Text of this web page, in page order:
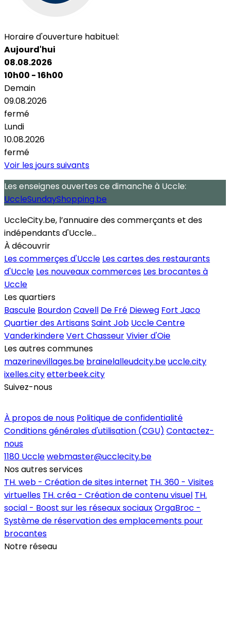
Horaire d'ouverture habituel:
Aujourd'hui
08.08.2026
10h00 - 16h00
Demain
09.08.2026
fermé
Lundi
10.08.2026
fermé
Voir les jours suivants
Les enseignes ouvertes ce dimanche à Uccle:
UccleSundayShopping.be
UccleCity.be, l’annuaire des commerçants et des
indépendants d'Uccle...
À découvrir
Les commerçes d'Uccle Les cartes des restaurants
d'Uccle Les nouveaux commerces Les brocantes à
Uccle
Les quartiers
Bascule BourdonCavell De Fré Dieweg Fort Jaco
Quartier des ArtisansSaint Job Uccle Centre
VanderkindereVert ChasseurVivier d'Oie
Les autres communes
mazerinevillages.be brainelalleudcity.beuccle.city
ixelles.cityetterbeek.city
Suivez-nous
À propos de nous Politique de confidentialité
Conditions générales d'utilisation (CGU) Contactez-
nous
1180 Ucclewebmaster@ucclecity.be
Nos autres services
TH. web - Création de sites internet TH. 360 - Visites
virtuelles TH. créa - Création de contenu visuel TH.
social - Boost sur les réseaux sociauxOrgaBroc -
Système de réservation des emplacements pour
brocantes
Notre réseau